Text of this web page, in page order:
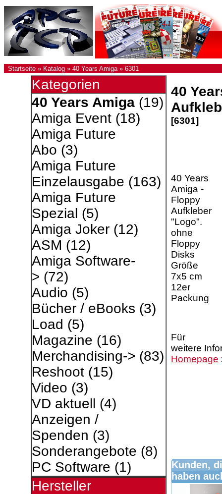
Startseite » Katalog » 40 Years Amiga» 6301
Kategorien
40 Years Amiga (19)
Amiga Event (18)
Amiga Future
Abo (3)
Amiga Future
Einzelausgabe (163)
Amiga Future
Spezial (5)
Amiga Joker (12)
ASM (12)
Amiga Software-
> (72)
Audio (5)
Bücher / eBooks (3)
Load (5)
Magazine (16)
Merchandising-> (83)
Reshoot (15)
Video (3)
VD aktuell (4)
Anzeigen /
Spenden (3)
Sonderangebote (8)
PC Software (1)
Hersteller
40
[6301]
40 Years
Amiga -
Floppy
Aufkleber
"Logo".
ohne
Floppy
Disks
Größe
7x5 cm
12er
Packung
Für
weitere
Homepage
Kunden,
haben